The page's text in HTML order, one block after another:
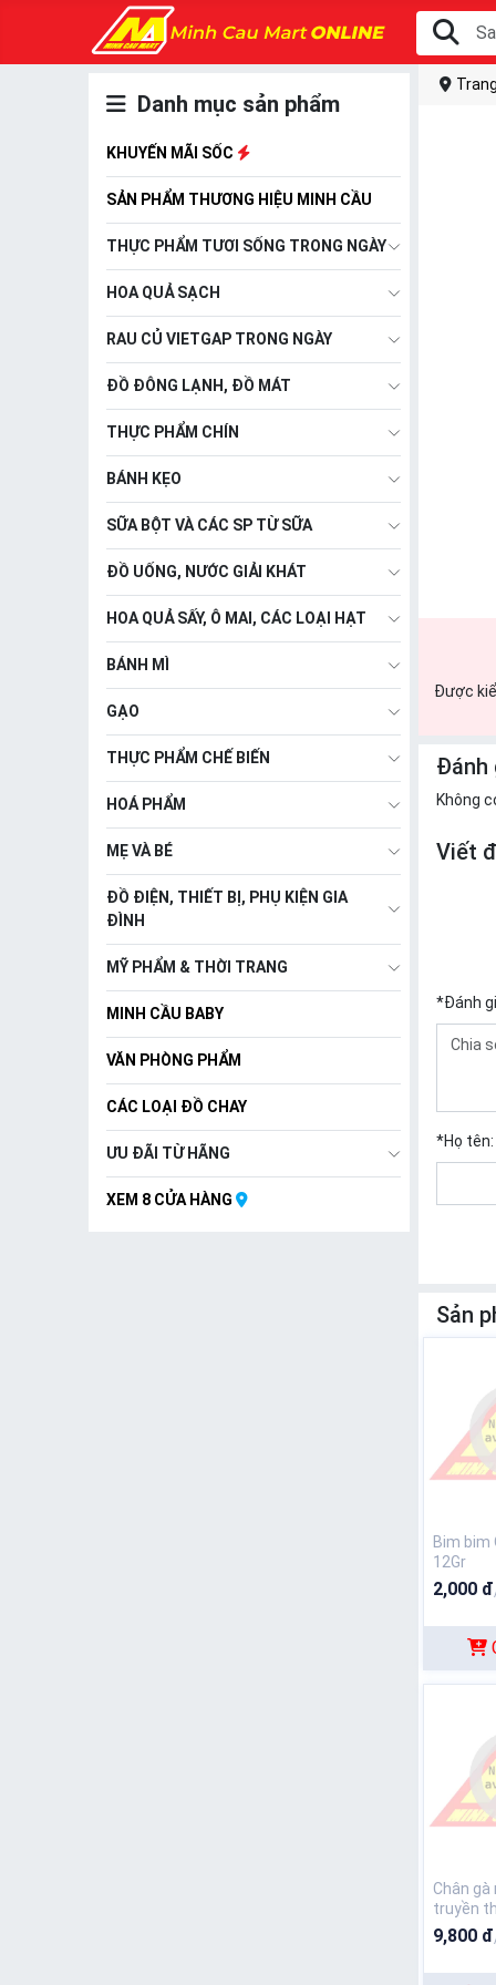
Danh mục sản phẩm
KHUYẾN MÃI SỐC
SẢN PHẨM THƯƠNG HIỆU MINH CẦU
THỰC PHẨM TƯƠI SỐNG TRONG NGÀY
HOA QUẢ SẠCH
RAU CỦ VIETGAP TRONG NGÀY
ĐỒ ĐÔNG LẠNH, ĐỒ MÁT
THỰC PHẨM CHÍN
BÁNH KẸO
SỮA BỘT VÀ CÁC SP TỪ SỮA
ĐỒ UỐNG, NƯỚC GIẢI KHÁT
HOA QUẢ SẤY, Ô MAI, CÁC LOẠI HẠT
BÁNH MÌ
GẠO
THỰC PHẨM CHẾ BIẾN
HOÁ PHẨM
MẸ VÀ BÉ
ĐỒ ĐIỆN, THIẾT BỊ, PHỤ KIỆN GIA
ĐÌNH
MỸ PHẨM & THỜI TRANG
MINH CẦU BABY
VĂN PHÒNG PHẨM
CÁC LOẠI ĐỒ CHAY
ƯU ĐÃI TỪ HÃNG
XEM 8 CỬA HÀNG
Được
Đánh
Không
Viết
*Đánh
*Họ tên:
Sản
Bim bim
12Gr
2,000 đ
Chân
truyền
9,800 đ